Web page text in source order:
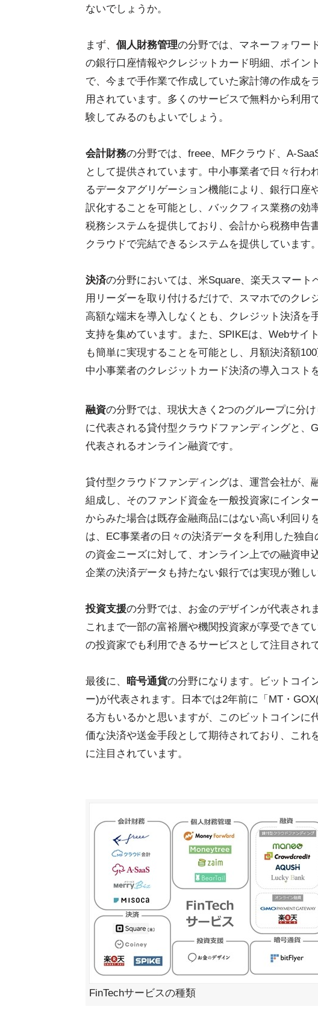
ないでしょうか。
まず、 個人財務管理の分野では、マネーフォワー
の銀行口座情報やクレジットカード明細、ポイン
で、今まで手作業で作成していた家計簿の作成を
用されています。多くのサービスで無料から利用
験してみるのもよいでしょう。
会計財務の分野では、freee、MFクラウド、A-
として提供されています。中小事業者で日々行
るデータアグリゲーション機能により、銀行口
訳化することを可能とし、バックフィス業務の効
税務システムを提供しており、会計から税務申告
クラウドで完結できるシステムを提供しています。
決済の分野においては、米Square、楽天スマー
用リーダーを取り付けるだけで、スマホでのクレ
高額な端末を導入しなくとも、クレジット決済を
支持を集めています。また、SPIKEは、Webサイ
も簡単に実現することを可能とし、月額決済額
中小事業者のクレジットカード決済の導入コスト
融資の分野では、現状大きく2つのグループに分
に代表される貸付型クラウドファンディングと、
代表されるオンライン融資です。
貸付型クラウドファンディングは、運営会社が、
組成し、そのファンド資金を一般投資家にインタ
からみた場合は既存金融商品にはない高い利回り
は、EC事業者の日々の決済データを利用した独
の資金ニーズに対して、オンライン上での融資申
企業の決済データも持たない銀行では実現が難し
投資支援の分野では、お金のデザインが代表され
これまで一部の富裕層や機関投資家が享受できて
の投資家でも利用できるサービスとして注目され
最後に、 暗号通貨の分野になります。ビットコイ
ー)が代表されます。日本では2年前に「MT・
る方もいるかと思いますが、このビットコインに
価な決済や送金手段として期待されており、これ
に注目されています。
FinTechサービスの種類